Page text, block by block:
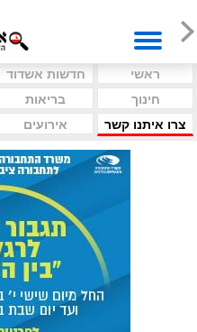
ראשי חדשות אשדוד
חינוך
בריאות
צרו איתנו קשר
אירועים